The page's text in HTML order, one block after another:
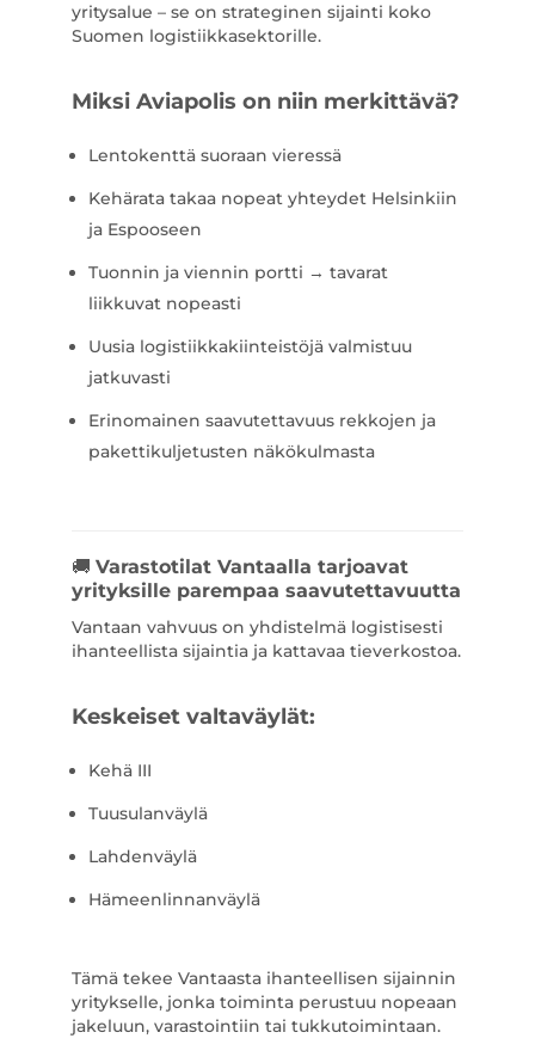
yritysalue – se on strateginen sijainti koko
Suomen logistiikkasektorille.
Miksi Aviapolis on niin merkittävä?
Lentokenttä suoraan vieressä
Kehärata takaa nopeat yhteydet Helsinkiin
ja Espooseen
Tuonnin ja viennin portti → tavarat
liikkuvat nopeasti
Uusia logistiikkakiinteistöjä valmistuu
jatkuvasti
Erinomainen saavutettavuus rekkojen ja
pakettikuljetusten näkökulmasta
🚚 Varastotilat Vantaalla tarjoavat
yrityksille parempaa saavutettavuutta
Vantaan vahvuus on yhdistelmä logistisesti
ihanteellista sijaintia ja kattavaa tieverkostoa.
Keskeiset valtaväylät:
Kehä III
Tuusulanväylä
Lahdenväylä
Hämeenlinnanväylä
Tämä tekee Vantaasta ihanteellisen sijainnin
yritykselle, jonka toiminta perustuu nopeaan
jakeluun, varastointiin tai tukkutoimintaan.